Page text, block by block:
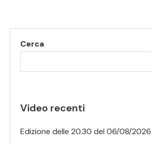
Cerca
Video recenti
Edizione delle 20.30 del 06/08/2026